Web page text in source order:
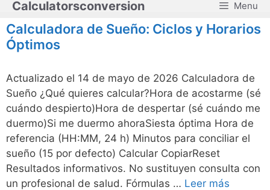
Saltar
contenido
Calculatorsconversion Menu
Calculadora de Sueño: Ciclos y Horarios
Óptimos
Actualizado el 14 de mayo de 2026 Calculadora de
Sueño ¿Qué quieres calcular?Hora de acostarme (sé
cuándo despierto)Hora de despertar (sé cuándo me
duermo)Si me duermo ahoraSiesta óptima Hora de
referencia (HH:MM, 24 h) Minutos para conciliar el
sueño (15 por defecto) Calcular CopiarReset
Resultados informativos. No sustituyen consulta con
un profesional de salud. Fórmulas … Leer más